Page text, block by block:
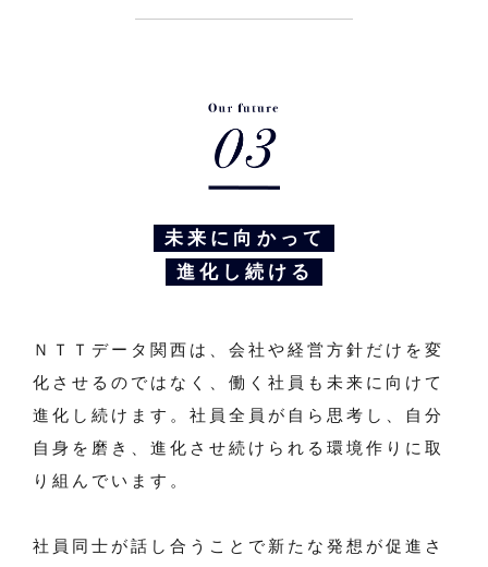
未来に向かって
進化し続ける
ＮＴＴデータ関西は、会社や経営方針だけを変
化させるのではなく、働く社員も未来に向けて
進化し続けます。社員全員が自ら思考し、自分
自身を磨き、進化させ続けられる環境作りに取
り組んでいます。
社員同士が話し合うことで新たな発想が促進さ